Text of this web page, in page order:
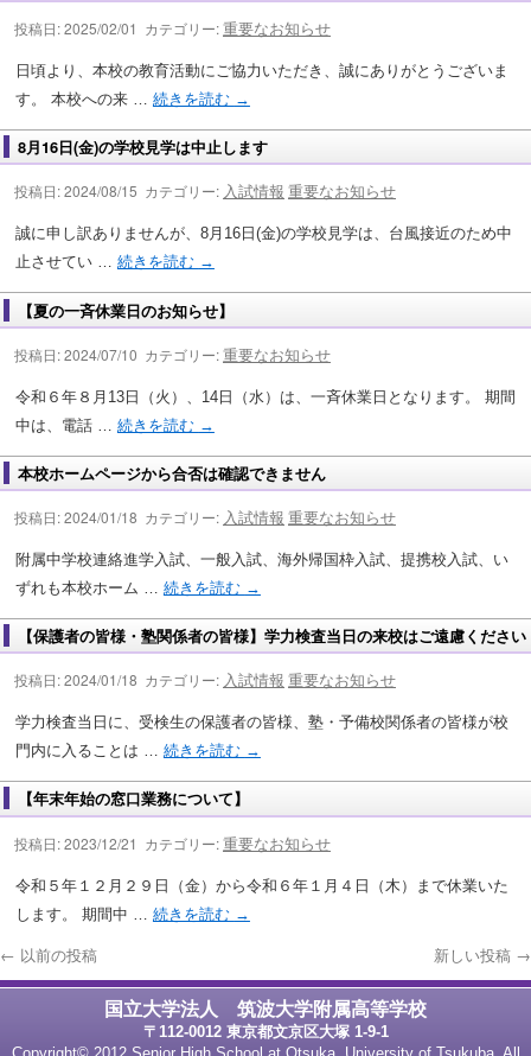
投稿日: 2025/02/01 カテゴリー:重要なお知らせ
日頃より、本校の教育活動にご協力いただき、誠にありがとうございま
す。 本校への来 … 続きを読む →
8月16日(金)の学校見学は中止します
投稿日: 2024/08/15 カテゴリー: 入試情報 重要なお知らせ
誠に申し訳ありませんが、8月16日(金)の学校見学は、台風接近のため中
止させてい … 続きを読む →
【夏の一斉休業日のお知らせ】
投稿日: 2024/07/10 カテゴリー:重要なお知らせ
令和６年８月13日（火）、14日（水）は、一斉休業日となります。 期間
中は、電話 … 続きを読む →
本校ホームページから合否は確認できません
投稿日: 2024/01/18 カテゴリー: 入試情報 重要なお知らせ
附属中学校連絡進学入試、一般入試、海外帰国枠入試、提携校入試、い
ずれも本校ホーム … 続きを読む →
【保護者の皆様・塾関係者の皆様】学力検査当日の来校はご遠慮ください
投稿日: 2024/01/18 カテゴリー: 入試情報 重要なお知らせ
学力検査当日に、受検生の保護者の皆様、塾・予備校関係者の皆様が校
門内に入ることは … 続きを読む →
【年末年始の窓口業務について】
投稿日: 2023/12/21 カテゴリー:重要なお知らせ
令和５年１２月２９日（金）から令和６年１月４日（木）まで休業いた
します。 期間中 … 続きを読む →
← 以前の投稿 新しい投稿 →
国立大学法人 筑波大学附属高等学校
〒112-0012 東京都文京区大塚 1-9-1